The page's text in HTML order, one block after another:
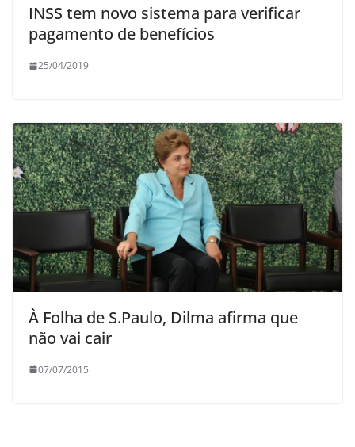
INSS tem novo sistema para verificar
pagamento de benefícios
25/04/2019
À Folha de S.Paulo, Dilma afirma que
não vai cair
07/07/2015